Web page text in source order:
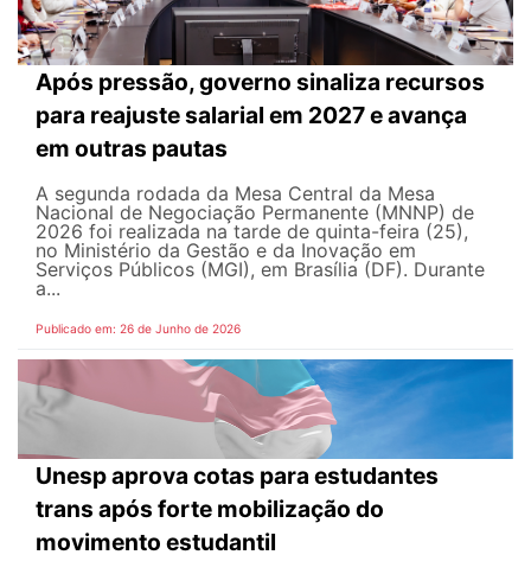
Após pressão, governo sinaliza recursos
para reajuste salarial em 2027 e avança
em outras pautas
A segunda rodada da Mesa Central da Mesa
Nacional de Negociação Permanente (MNNP) de
2026 foi realizada na tarde de quinta-feira (25),
no Ministério da Gestão e da Inovação em
Serviços Públicos (MGI), em Brasília (DF). Durante
a...
Publicado em: 26 de Junho de 2026
Unesp aprova cotas para estudantes
trans após forte mobilização do
movimento estudantil